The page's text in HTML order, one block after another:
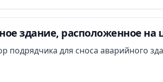
здание, расположенное на
подрядчика для сноса аварийного